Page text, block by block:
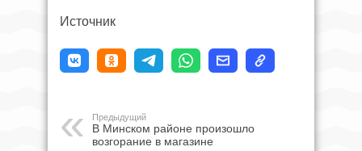
Источник
Предыдущий
В Минском районе произошло
возгорание в магазине